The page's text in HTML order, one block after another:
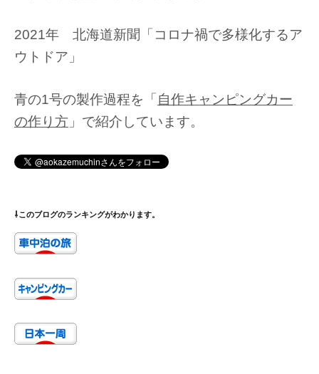
2021年 北海道新聞「コロナ禍で多様化するア
ウトドア」
青の1号の製作過程を「自作キャンピングカー
の作り方 」で紹介しています。
⇩このブログのランキングがわかります。